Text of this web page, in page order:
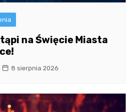
na Święcie Miasta
8 sierpnia 2026